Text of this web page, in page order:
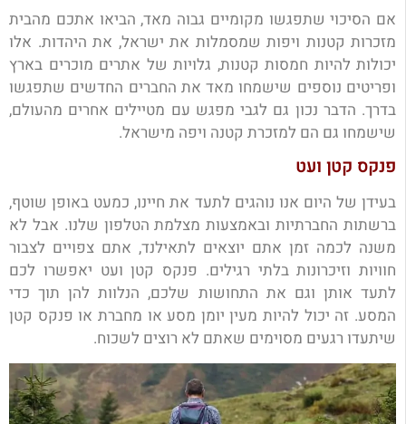
אם הסיכוי שתפגשו מקומיים גבוה מאד, הביאו אתכם מהבית
מזכרות קטנות ויפות שמסמלות את ישראל, את היהדות. אלו
יכולות להיות חמסות קטנות, גלויות של אתרים מוכרים בארץ
ופריטים נוספים שישמחו מאד את החברים החדשים שתפגשו
בדרך. הדבר נכון גם לגבי מפגש עם מטיילים אחרים מהעולם,
שישמחו גם הם למזכרת קטנה ויפה מישראל.
פנקס קטן ועט
בעידן של היום אנו נוהגים לתעד את חיינו, כמעט באופן שוטף,
ברשתות החברתיות ובאמצעות מצלמת הטלפון שלנו. אבל לא
משנה לכמה זמן אתם יוצאים לתאילנד, אתם צפויים לצבור
חוויות וזיכרונות בלתי רגילים. פנקס קטן ועט יאפשרו לכם
לתעד אותן וגם את התחושות שלכם, הנלוות להן תוך כדי
המסע. זה יכול להיות מעין יומן מסע או מחברת או פנקס קטן
שיתעדו רגעים מסוימים שאתם לא רוצים לשכוח.